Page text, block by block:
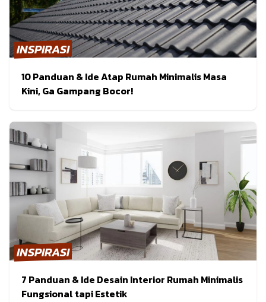
INSPIRASI
10 Panduan & Ide Atap Rumah Minimalis Masa
Kini, Ga Gampang Bocor!
INSPIRASI
7 Panduan & Ide Desain Interior Rumah Minimalis
Fungsional tapi Estetik